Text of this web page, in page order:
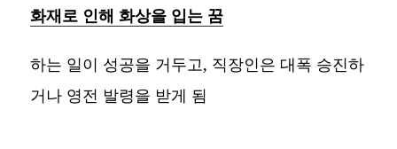
화재로 인해 화상을 입는 꿈
하는 일이 성공을 거두고, 직장인은 대폭 승진하
거나 영전 발령을 받게 됨